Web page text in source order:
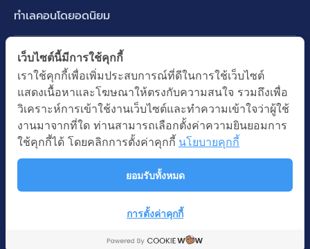
ทาวน์เฮ้าส์ ทาวน์โฮม
คอนโดมิเนียม
อาคารพาณิชย์ ตึกแถว
ที่ดินเปล่า
อพาร์ทเม้นท์ หอพัก
ออฟฟิต สำนักงาน
โรงงาน โกดัง
โรงแรม รีสอร์ท
บางนา รามคำแหง 2
ปทุมธานี รังสิต ลำลูกกา
นนทบุรี บางใหญ่ บางบัวทอง
ทำเลคอนโดยอดนิยม
พระราม 9
อ่อนนุช ปุณณวิถี
รัชดาภิเษก ห้วยขวาง
ห้าแยกลาดพร้าว
ทำเล BTS ยอดนิยม
BTS ทองหล่อ
BTS เอกมัย
BTS พร้อมพงษ์
BTS อ่อนนุช
ทำเล MRT ยอดนิยม
MRT เพชรบุรี
MRT พระราม 9
MRT พหลโยธิน
คำค้นยอดนิยม
บ้านมือสอง
ซื้อบ้าน ขายบ้าน
นโยบายการใช้คุกกี้
สงวนลิขสิทธิ โดยบริษัท บางกอก แอสเซท อินเตอร์กรุ๊ป จำกัด (มหาชน).
เว็บไซต์นี้มีการใช้คุกกี้
เราใช้คุกกี้เพื่อเพิ่มประสบการณ์ที่ดีในการใช้เว็บไซต์
แสดงเนื้อหาและโฆษณาให้ตรงกับความสนใจ รวมถึงเพื่อ
วิเคราะห์การเข้าใช้งานเว็บไซต์และทำความเข้าใจว่าผู้ใช้
งานมาจากที่ใด ท่านสามารถเลือกตั้งค่าความยินยอมการ
ใช้คุกกี้ได้ โดยคลิกการตั้งค่าคุกกี้ นโยบายคุกกี้
ยอมรับทั้งหมด
การตั้งค่าคุกกี้